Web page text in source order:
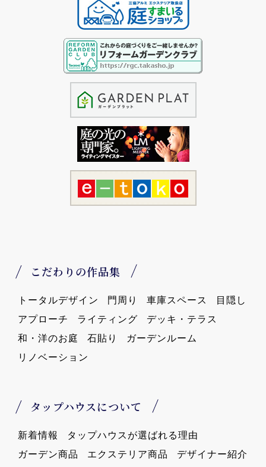
こだわりの作品集
トータルデザイン 門周り 車庫スペース
目隠し
アプローチ
ライティング
デッキ・テラス
和・洋のお庭
石貼り
ガーデンルーム
リノベーション
タップハウスについて
新着情報
タップハウスが選ばれる理由
ガーデン商品
エクステリア商品
デザイナー紹介